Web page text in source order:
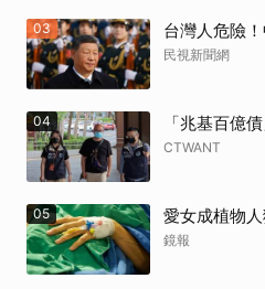
03 台灣人危險
民視新聞網
04 「兆基百億
CTWANT
05 愛女成植物
鏡報